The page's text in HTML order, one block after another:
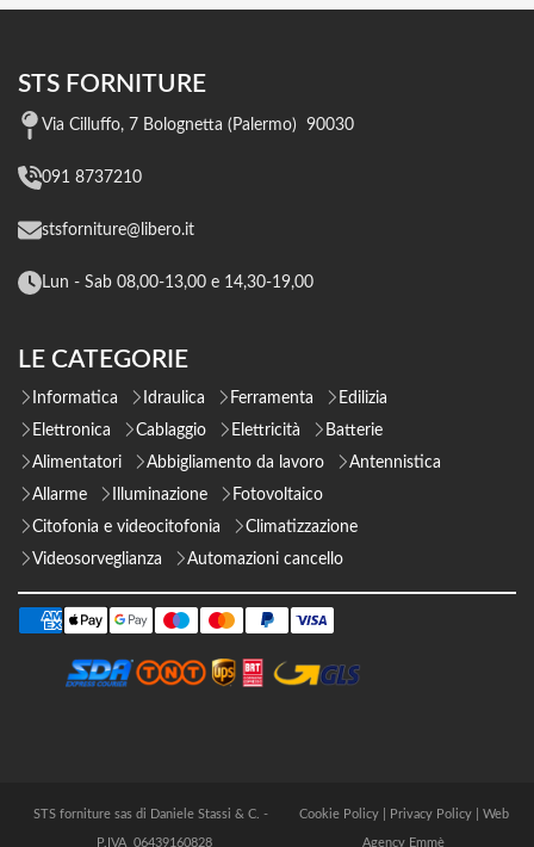
STS FORNITURE
Via Cilluffo, 7 Bolognetta (Palermo) 90030
091 8737210
stsforniture@libero.it
Lun - Sab 08,00-13,00 e 14,30-19,00
LE CATEGORIE
Informatica Idraulica Ferramenta
Edilizia
Elettronica
Cablaggio Elettricità
Batterie
Alimentatori
Abbigliamento da lavoro
Antennistica
Allarme
Illuminazione
Fotovoltaico
Citofonia e videocitofonia
Climatizzazione
Videosorveglianza
Automazioni cancello
STS forniture sas di Daniele Stassi & C. -
P.IVA 06439160828
Cookie Policy| Privacy Policy| Web
Agency Emmè